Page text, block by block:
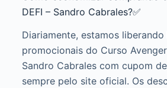
DEFI – Sandro Cabrales?✅
Diariamente, estamos liberando
promocionais do Curso
Sandro Cabrales com cupom
sempre pelo site oficial. Os